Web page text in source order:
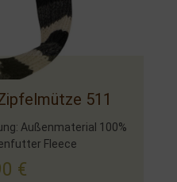
511
Außenmaterial 100%
Fleece
€